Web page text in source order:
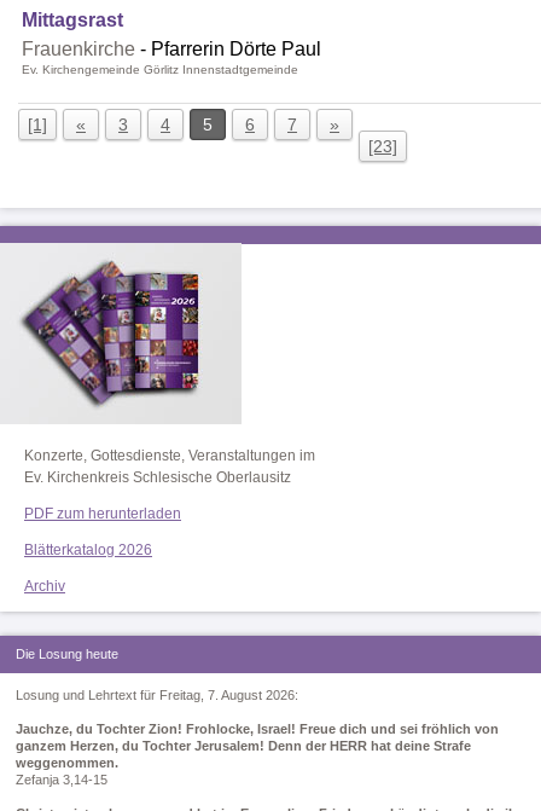
Mittagsrast
Frauenkirche
Pfarrerin Dörte Paul
Ev. Kirchengemeinde Görlitz Innenstadtgemeinde
[1] « 3 4 5 6 7
»
[23]
Konzerte, Gottesdienste, Veranstaltungen im
Ev. Kirchenkreis Schlesische Oberlausitz
PDF zum herunterladen
Blätterkatalog 2026
Archiv
Die Losung heute
Losung und Lehrtext für Freitag, 7. August 2026:
Jauchze, du Tochter Zion! Frohlocke, Israel! Freue dich und sei fröhlich von
ganzem Herzen, du Tochter Jerusalem! Denn der HERR hat deine Strafe
weggenommen.
Zefanja 3,14-15